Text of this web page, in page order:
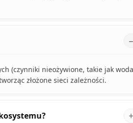
(czynniki nieożywione, takie jak
złożone sieci zależności.